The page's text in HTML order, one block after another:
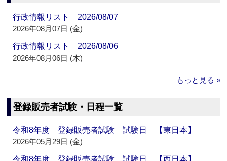
行政情報リスト 2026/08/07
2026年08月07日 (金)
行政情報リスト 2026/08/06
2026年08月06日 (木)
もっと見る »
登録販売者試験・日程一覧
令和8年度 登録販売者試験 試験日 【東日本】
2026年05月29日 (金)